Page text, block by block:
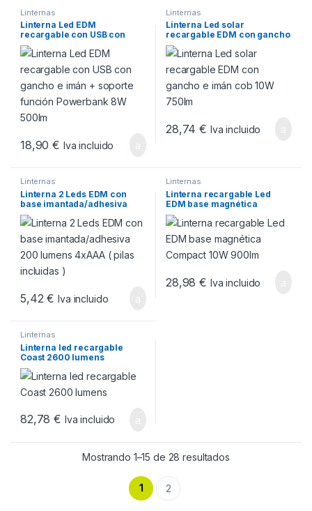
Linternas
Linterna Led EDM
recargable con USB con
gancho e imán + soporte
función Powerbank 8W
18,90€ Iva incluido
Linternas
Linterna Led solar
recargable EDM con gancho
e imán cob 10W 750lm
28,74€ Iva incluido
Linternas
Linterna 2 Leds EDM con
base imantada/adhesiva
200 lumens 4xAAA ( pilas
incluidas )
5,42€ Iva incluido
Linternas
Linterna recargable Led
EDM base magnética
Compact 10W 900lm
28,98€ Iva incluido
Linternas
Linterna led recargable
Coast 2600 lumens
82,78€ Iva incluido
Mostrando 1–15 de 28 resultadosOrdenado por
1 2